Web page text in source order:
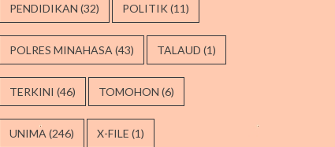
PENDIDIKAN (32) POLITIK (11)
POLRES MINAHASA (43) TALAUD (1)
TERKINI (46) TOMOHON (6)
UNIMA (246) X-FILE (1)